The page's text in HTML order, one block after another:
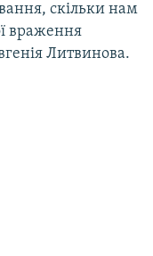
скільки нам
враження
Литвинова.